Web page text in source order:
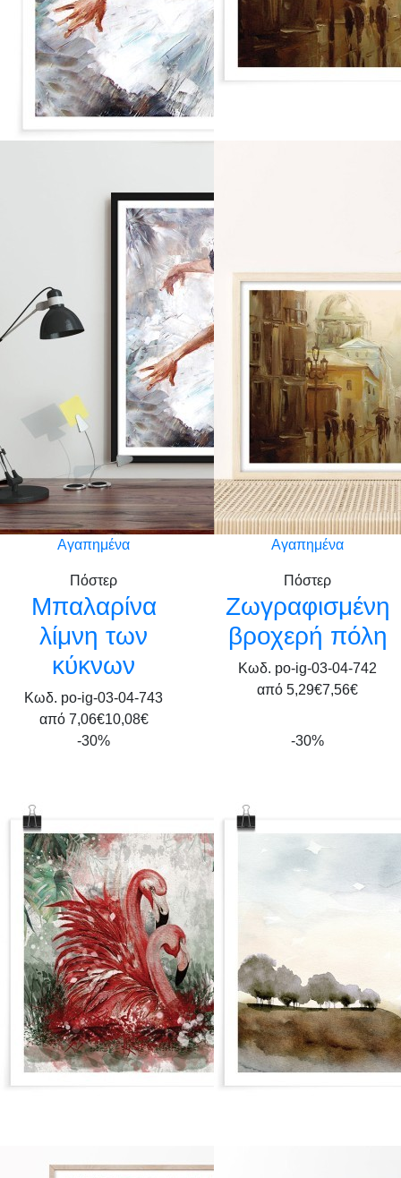
Αγαπημένα
Πόστερ
Μπαλαρίνα
λίμνη των
κύκνων
Κωδ. po-ig-03-04-743
από 7,06€10,08€
Αγαπημένα
Πόστερ
Ζωγραφισμένη
βροχερή πόλη
Κωδ. po-ig-03-04-742
από 5,29€7,56€
-30% -30%